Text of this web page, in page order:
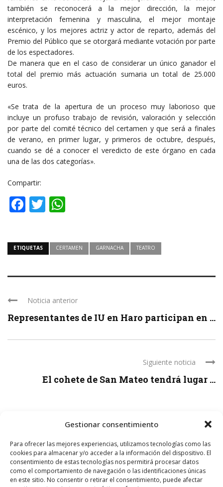
Gestionar consentimiento
Para ofrecer las mejores experiencias, utilizamos tecnologías como las
cookies para almacenar y/o acceder a la información del dispositivo. El
consentimiento de estas tecnologías nos permitirá procesar datos
como el comportamiento de navegación o las identificaciones únicas
en este sitio. No consentir o retirar el consentimiento, puede afectar
también se reconocerá a la mejor dirección, la mejor
interpretación femenina y masculina, el mejor montaje
escénico, y los mejores actriz y actor de reparto, además del
Premio del Público que se otorgará mediante votación por parte
de los espectadores.
De manera que en el caso de considerar un único ganador el
total del premio más actuación sumaria un total de 25.000
euros.
«Se trata de la apertura de un proceso muy laborioso que
incluye un profuso trabajo de revisión, valoración y selección
por parte del comité técnico del certamen y que será a finales
de verano, en primer lugar, y primeros de octubre, después,
cuando se dé a conocer el veredicto de este órgano en cada
una de las dos categorías».
Compartir:
Facebook
Twitter
ETIQUETAS CERTAMEN GARNACHA TEATRO
Noticia anterior
Representantes de IU en Haro participan en ...
Siguiente noticia
El cohete de San Mateo tendrá lugar ...
LEAVE A REPLY